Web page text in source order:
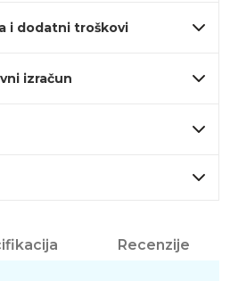
i dodatni troškovi
izračun
Recenzije